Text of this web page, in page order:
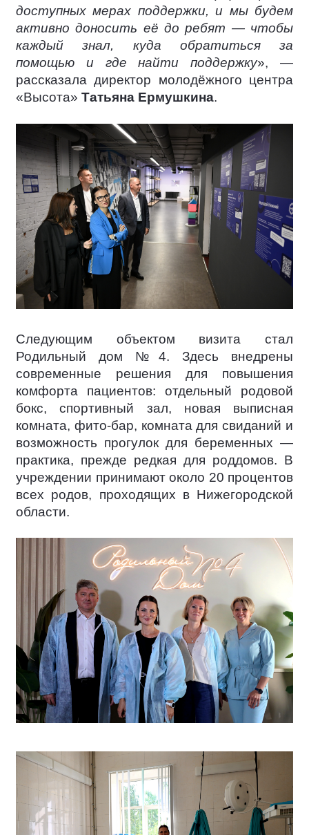
доступных мерах поддержки, и мы будем
активно доносить её до ребят — чтобы
каждый знал, куда обратиться за
помощью и где найти поддержку», —
рассказала директор молодёжного центра
«Высота» Татьяна Ермушкина.
Следующим объектом визита стал
Родильный дом №4. Здесь внедрены
современные решения для повышения
комфорта пациентов: отдельный родовой
бокс, спортивный зал, новая выписная
комната, фито-бар, комната для свиданий и
возможность прогулок для беременных —
практика, прежде редкая для роддомов. В
учреждении принимают около 20 процентов
всех родов, проходящих в Нижегородской
области.